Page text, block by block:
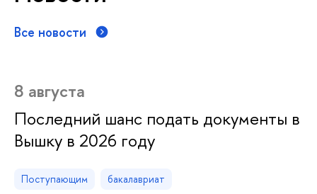
Все новости
8 августа
Последний шанс подать документы в
Вышку в 2026 году
Поступающим бакалавриат